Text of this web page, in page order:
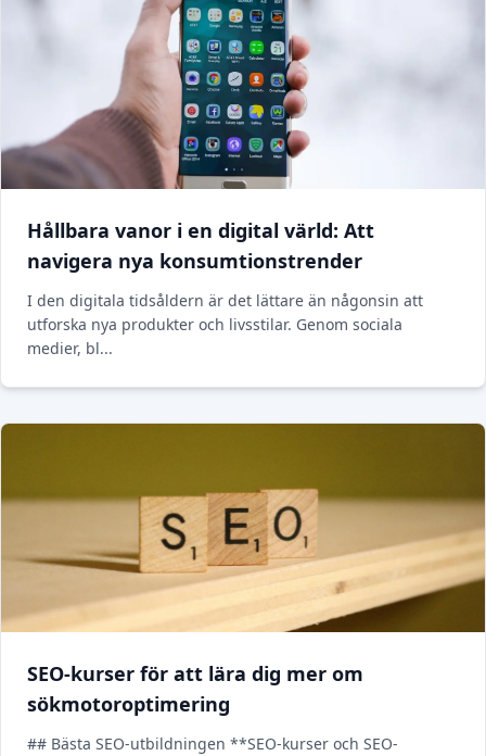
Hållbara vanor i en digital värld: Att
navigera nya konsumtionstrender
I den digitala tidsåldern är det lättare än någonsin att
utforska nya produkter och livsstilar. Genom sociala
medier, bl...
SEO-kurser för att lära dig mer om
sökmotoroptimering
## Bästa SEO-utbildningen **SEO-kurser och SEO-